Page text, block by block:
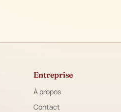
Entreprise
À propos
Contact